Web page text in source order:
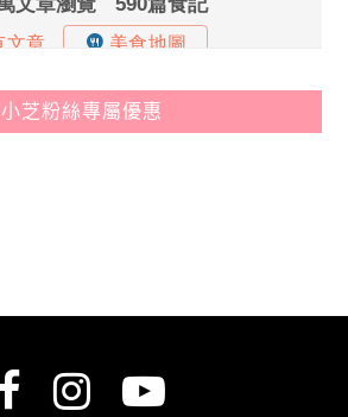
小芝粉絲專屬優惠